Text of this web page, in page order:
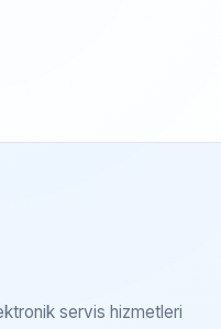
servis hizmetleri